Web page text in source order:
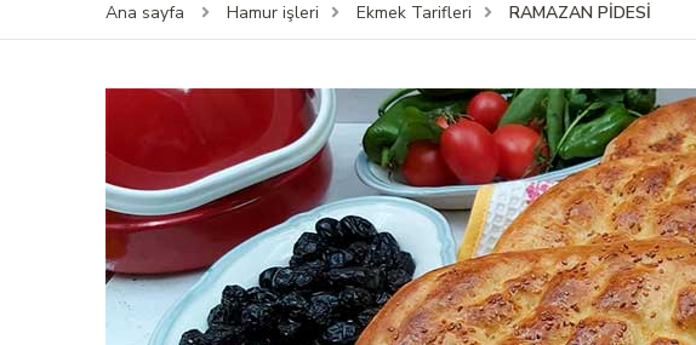
Ana sayfa Hamur işleri Ekmek Tarifleri RAMAZAN PİDESİ